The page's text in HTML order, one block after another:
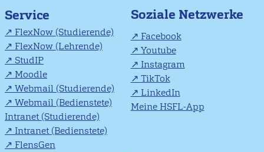
Service
FlexNow (Studierende)
FlexNow (Lehrende)
StudIP
Moodle
Webmail (Studierende)
Webmail (Bedienstete)
Intranet (Studierende)
Intranet (Bedienstete)
FlensGen
Soziale Netzwerke
Facebook
Youtube
Instagram
TikTok
LinkedIn
Meine HSFL-App